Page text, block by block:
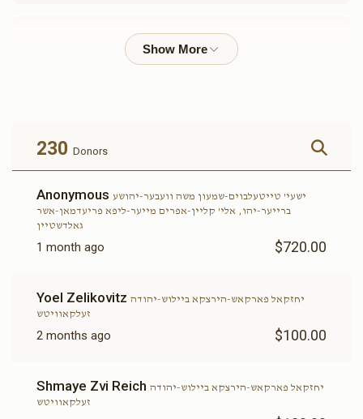
דוד לייב ביללער-משה גאלדשטיין
$12,322
Donated Donors
ישעי' טייטעלבוים-שמעון משה וועבער-יהושע ברייער-יהו
230 Donors
Anonymous ישעי' טייטעלבוים-שמעון משה וועבער-יהושע
ברייער-יהו, אלי' קליין-אפרים מייער-ליפא פריעדמאן-אשר
גאלדשטיין
1 month ago $720.00
Yoel Zelikovitz יחזקאל פארקאש-הירצקא ביילוש-יהודה
זעלקאוויטש
2 months ago $100.00
Shmaye Zvi Reich יחזקאל פארקאש-הירצקא ביילוש-יהודה
זעלקאוויטש